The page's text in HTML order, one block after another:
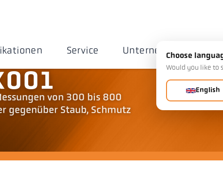
Service Unternehmen
von 300 bis 800
gegenüber Staub, Schmutz
Choose
Would you like to
English